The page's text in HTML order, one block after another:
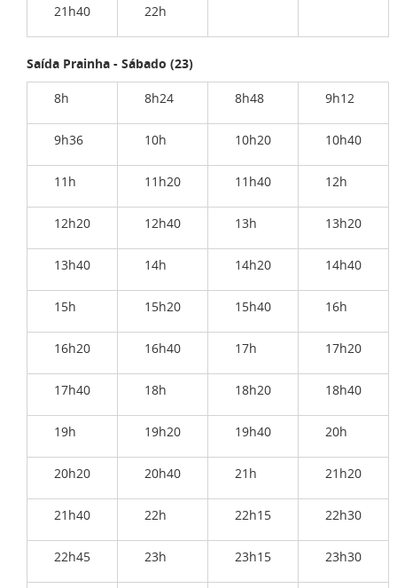
21h40 22h
Saída Prainha - Sábado (23)
8h 8h24 8h48 9h12
9h36 10h 10h20 10h40
11h 11h20 11h40 12h
12h20 12h40 13h 13h20
13h40 14h 14h20 14h40
15h 15h20 15h40 16h
16h20 16h40 17h 17h20
17h40 18h 18h20 18h40
19h 19h20 19h40 20h
20h20 20h40 21h 21h20
21h40 22h 22h15 22h30
22h45 23h 23h15 23h30